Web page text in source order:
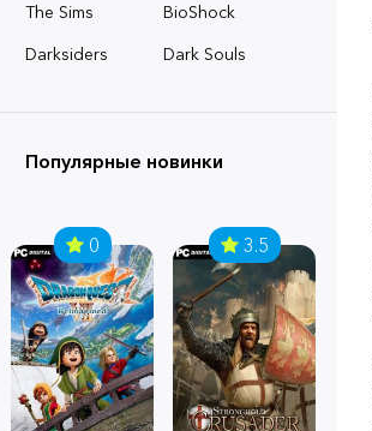
The Sims
BioShock
Darksiders
Dark Souls
Популярные новинки
0 3.5